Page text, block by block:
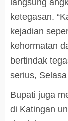
ketegasan.
kejadian
kehormatan
bertindak
serius,
Bupati juga
di Katingan